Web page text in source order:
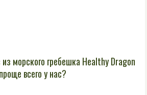
морского гребешка Healthy Dragon
проще всего у нас?